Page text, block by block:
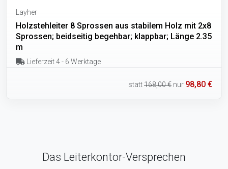
Layher
Holzstehleiter 8 Sprossen aus stabilem Holz mit 2x8
Sprossen; beidseitig begehbar; klappbar; Länge 2.35
m
Lieferzeit 4 - 6 Werktage
statt168,00 € nur 98,80 €
Das Leiterkontor-Versprechen